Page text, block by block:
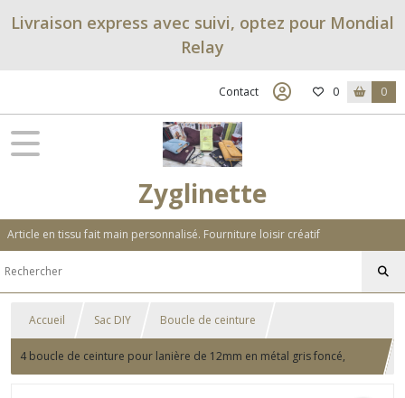
Livraison express avec suivi, optez pour Mondial
Relay
Contact 0 0
Zyglinette
Article en tissu fait main personnalisé. Fourniture loisir créatif
Accueil Sac DIY Boucle de ceinture
4 boucle de ceinture pour lanière de 12mm en métal gris foncé,